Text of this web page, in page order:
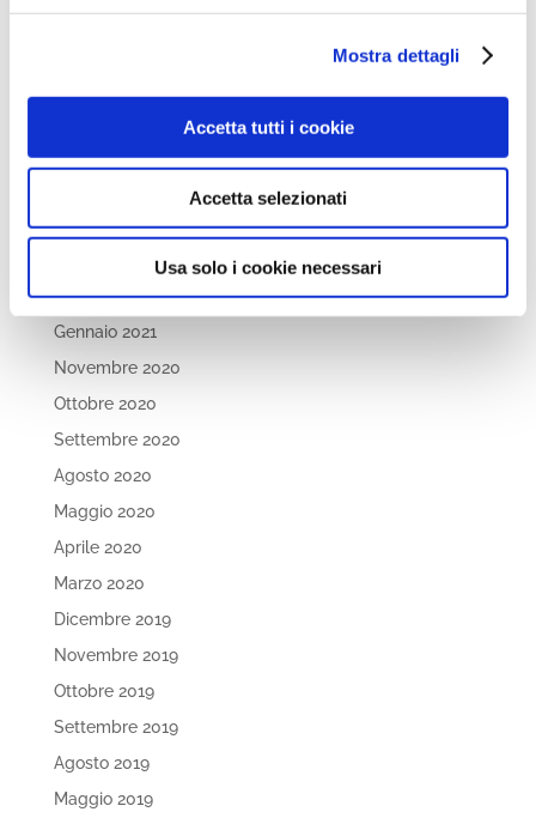
Mostra dettagli
Accetta tutti i cookie
Accetta selezionati
Usa solo i cookie necessari
Aprile 2021
Febbraio 2021
Gennaio 2021
Novembre 2020
Ottobre 2020
Settembre 2020
Agosto 2020
Maggio 2020
Aprile 2020
Marzo 2020
Dicembre 2019
Novembre 2019
Ottobre 2019
Settembre 2019
Agosto 2019
Maggio 2019